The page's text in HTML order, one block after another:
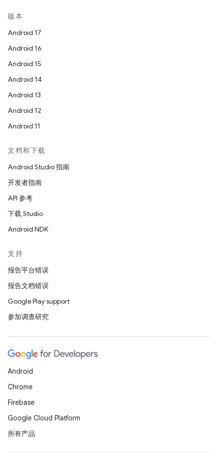
版本
Android 17
Android 16
Android 15
Android 14
Android 13
Android 12
Android 11
文档和下载
Android Studio 指南
开发者指南
API 参考
下载 Studio
Android NDK
支持
报告平台错误
报告文档错误
Google Play support
参加调查研究
Android
Chrome
Firebase
Google Cloud Platform
所有产品